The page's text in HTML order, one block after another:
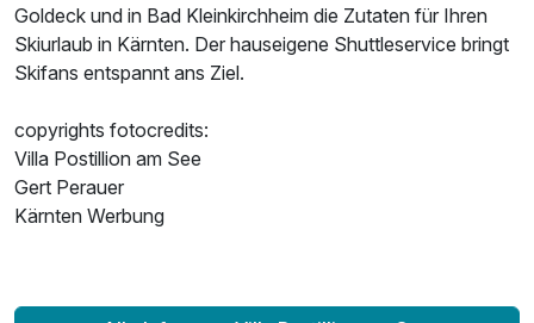
Goldeck und in Bad Kleinkirchheim die Zutaten für Ihren
Skiurlaub in Kärnten. Der hauseigene Shuttleservice bringt
Skifans entspannt ans Ziel.
copyrights fotocredits:
Villa Postillion am See
Gert Perauer
Kärnten Werbung